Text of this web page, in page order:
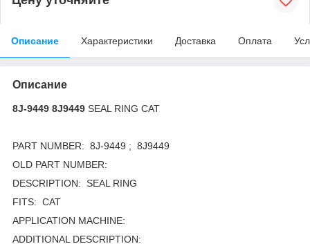
Описание Характеристики Доставка Оплата
Описание
8J-9449 8J9449 SEAL RING CAT
PART NUMBER: 8J-9449 ; 8J9449
OLD PART NUMBER:
DESCRIPTION: SEAL RING
FITS: CAT
APPLICATION MACHINE:
ADDITIONAL DESCRIPTION: